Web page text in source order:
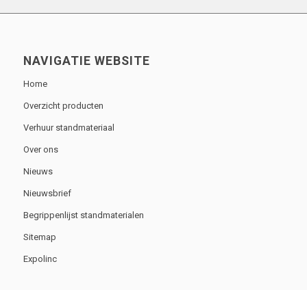
NAVIGATIE WEBSITE
Home
Overzicht producten
Verhuur standmateriaal
Over ons
Nieuws
Nieuwsbrief
Begrippenlijst standmaterialen
Sitemap
Expolinc